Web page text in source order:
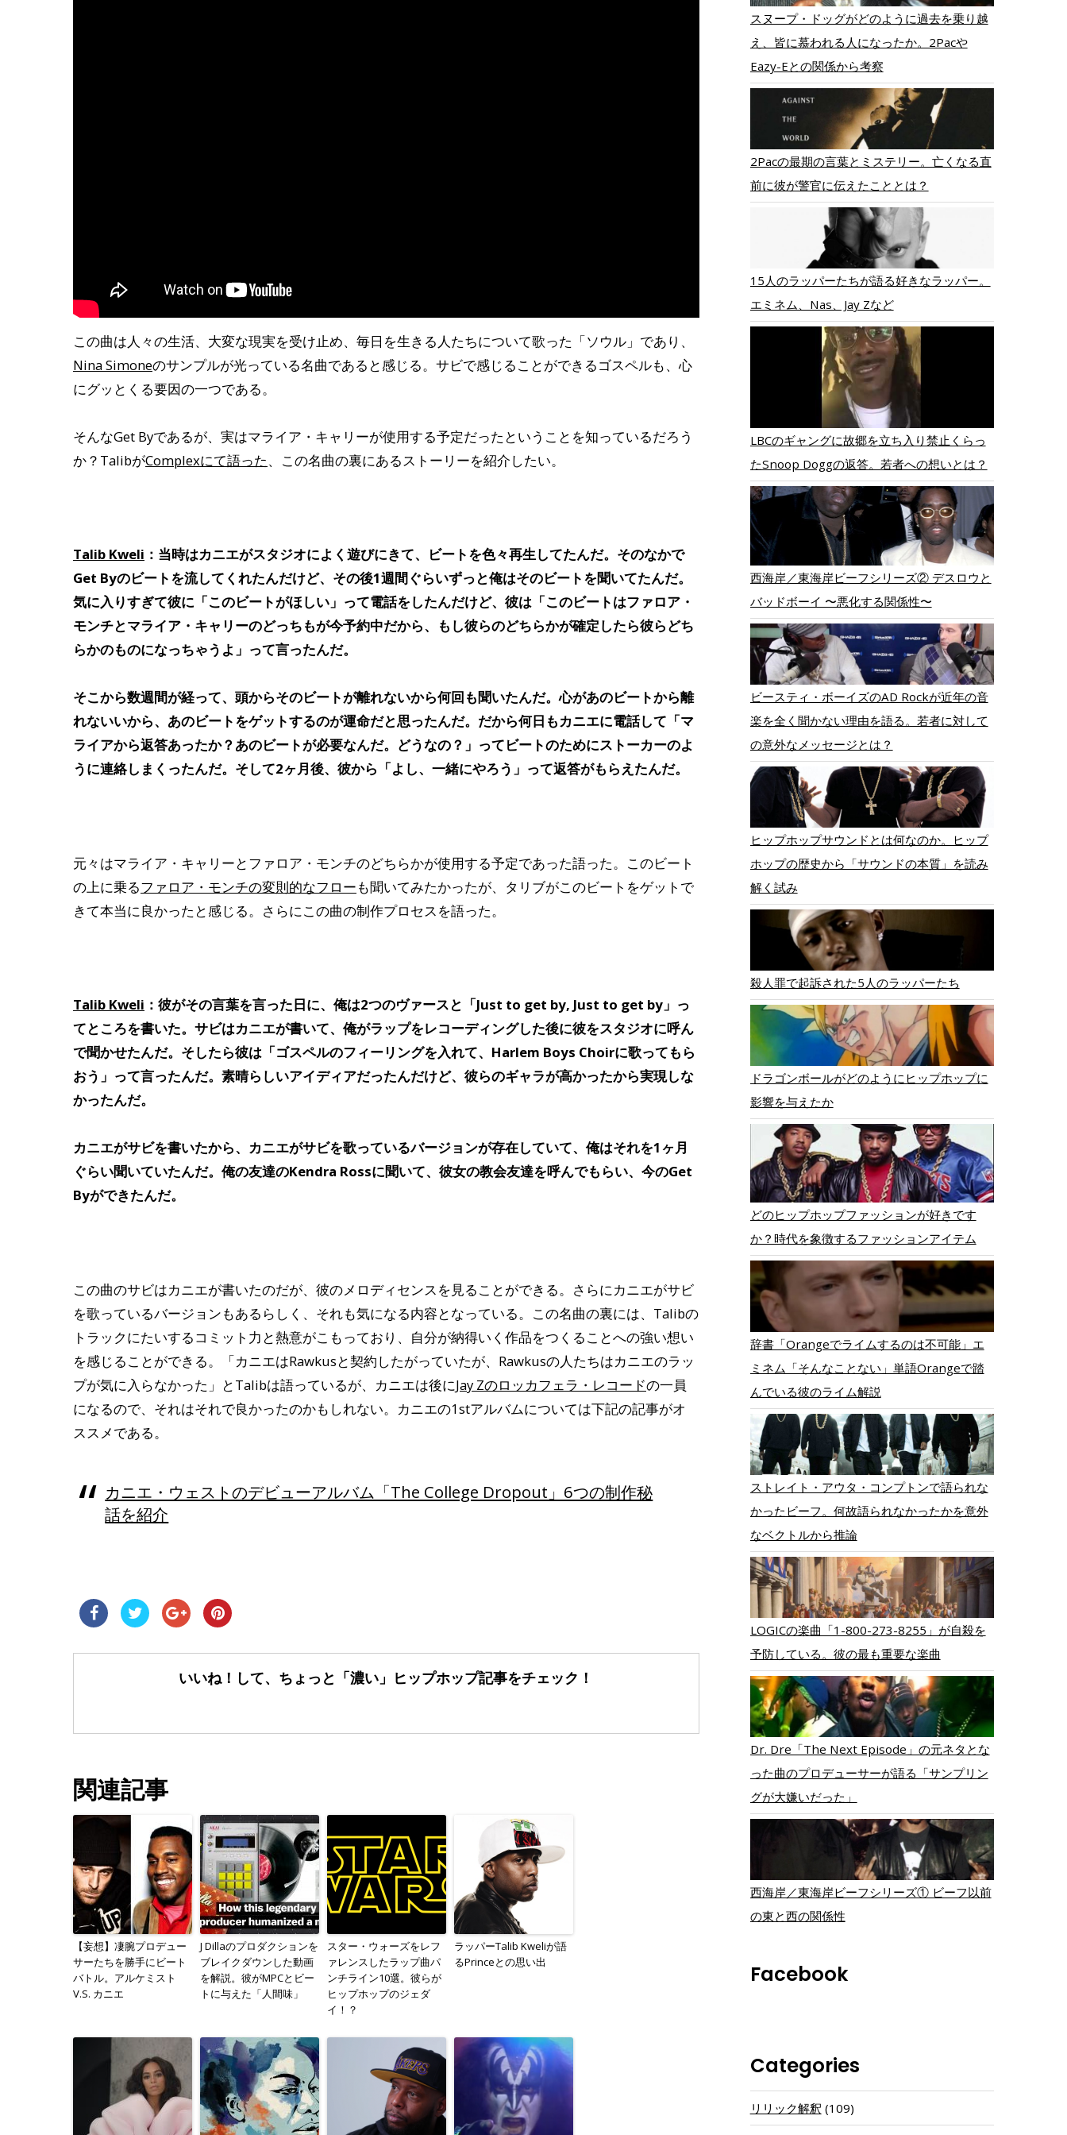
この曲は人々の生活、大変な現実を受け止め、毎日を生きる人たちについて歌った「ソウル」であり、
Nina Simoneのサンプルが光っている名曲であると感じる。サビで感じることができるゴスペルも、心
にグッとくる要因の一つである。
そんなGet Byであるが、実はマライア・キャリーが使用する予定だったということを知っているだろう
か？TalibがComplexにて語った、この名曲の裏にあるストーリーを紹介したい。
Talib Kweli ：当時はカニエがスタジオによく遊びにきて、ビートを色々再生してたんだ。そのなかで
Get Byのビートを流してくれたんだけど、その後1週間ぐらいずっと俺はそのビートを聞いてたんだ。
気に入りすぎて彼に「このビートがほしい」って電話をしたんだけど、彼は「このビートはファロア・
モンチとマライア・キャリーのどっちもが今予約中だから、もし彼らのどちらかが確定したら彼らどち
らかのものになっちゃうよ」って言ったんだ。
そこから数週間が経って、頭からそのビートが離れないから何回も聞いたんだ。心があのビートから離
れないいから、あのビートをゲットするのが運命だと思ったんだ。だから何日もカニエに電話して「マ
ライアから返答あったか？あのビートが必要なんだ。どうなの？」ってビートのためにストーカーのよ
うに連絡しまくったんだ。そして2ヶ月後、彼から「よし、一緒にやろう」って返答がもらえたんだ。
元々はマライア・キャリーとファロア・モンチのどちらかが使用する予定であった語った。このビート
の上に乗るファロア・モンチの変則的なフローも聞いてみたかったが、タリブがこのビートをゲットで
きて本当に良かったと感じる。さらにこの曲の制作プロセスを語った。
Talib Kweli ：彼がその言葉を言った日に、俺は2つのヴァースと「Just to get by, Just to get by」っ
てところを書いた。サビはカニエが書いて、俺がラップをレコーディングした後に彼をスタジオに呼ん
で聞かせたんだ。そしたら彼は「ゴスペルのフィーリングを入れて、Harlem Boys Choirに歌ってもら
おう」って言ったんだ。素晴らしいアイディアだったんだけど、彼らのギャラが高かったから実現しな
かったんだ。
カニエがサビを書いたから、カニエがサビを歌っているバージョンが存在していて、俺はそれを1ヶ月
ぐらい聞いていたんだ。俺の友達のKendra Rossに聞いて、彼女の教会友達を呼んでもらい、今のGet
Byができたんだ。
この曲のサビはカニエが書いたのだが、彼のメロディセンスを見ることができる。さらにカニエがサビ
を歌っているバージョンもあるらしく、それも気になる内容となっている。この名曲の裏には、Talibの
トラックにたいするコミット力と熱意がこもっており、自分が納得いく作品をつくることへの強い想い
を感じることができる。「カニエはRawkusと契約したがっていたが、Rawkusの人たちはカニエのラッ
プが気に入らなかった」とTalibは語っているが、カニエは後にJay Zのロッカフェラ・レコードの一員
になるので、それはそれで良かったのかもしれない。カニエの1stアルバムについては下記の記事がオ
ススメである。
カニエ・ウェストのデビューアルバム「The College Dropout」6つの制作秘
話を紹介
いいね！して、ちょっと「濃い」 ヒップホップ記事をチェック！
関連記事
【妄想】凄腕プロデュー
サーたちを勝手にビート
バトル。アルケミスト
V.S. カニエ
J Dillaのプロダクションを
ブレイクダウンした動画
を解説。彼がMPCとビー
トに与えた「人間味」
スター・ウォーズをレフ
ァレンスしたラップ曲パ
ンチライン10選。彼らが
ヒップホップのジェダ
イ！？
ラッパーTalib Kweliが語
るPrinceとの思い出
スヌープ・ドッグがどのように過去を乗り越
え、皆に慕われる人になったか。2Pacや
Eazy-Eとの関係から考察
2Pacの最期の言葉とミステリー。亡くなる直
前に彼が警官に伝えたこととは？
15人のラッパーたちが語る好きなラッパー。
エミネム、Nas、Jay Zなど
LBCのギャングに故郷を立ち入り禁止くらっ
たSnoop Doggの返答。若者への想いとは？
西海岸／東海岸ビーフシリーズ② デスロウと
バッドボーイ 〜悪化する関係性〜
ビースティ・ボーイズのAD Rockが近年の音
楽を全く聞かない理由を語る。若者に対して
の意外なメッセージとは？
ヒップホップサウンドとは何なのか。ヒップ
ホップの歴史から「サウンドの本質」を読み
解く試み
殺人罪で起訴された5人のラッパーたち
ドラゴンボールがどのようにヒップホップに
影響を与えたか
どのヒップホップファッションが好きです
か？時代を象徴するファッションアイテム
辞書「Orangeでライムするのは不可能」エ
ミネム「そんなことない」単語Orangeで踏
んでいる彼のライム解説
ストレイト・アウタ・コンプトンで語られな
かったビーフ。何故語られなかったかを意外
なベクトルから推論
LOGICの楽曲「1-800-273-8255」が自殺を
予防している。彼の最も重要な楽曲
Dr. Dre「The Next Episode」の元ネタとな
った曲のプロデューサーが語る「サンプリン
グが大嫌いだった」
西海岸／東海岸ビーフシリーズ① ビーフ以前
の東と西の関係性
Facebook
Categories
リリック解釈 (109)